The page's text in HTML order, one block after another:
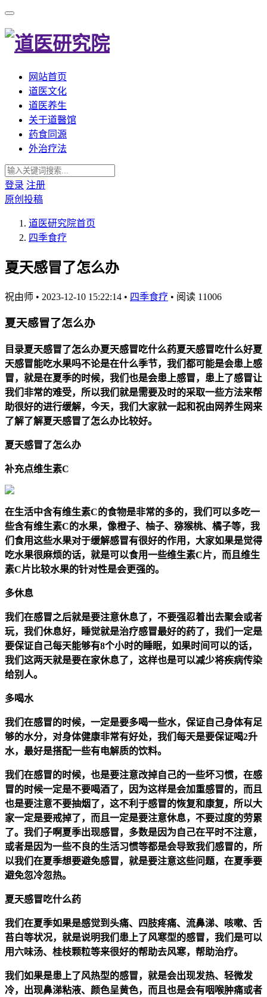
网站首页
道医文化
道医养生
关于道醫馆
药食同源
外治疗法
登录 注册
原创投稿
道医研究院首页
四季食疗
夏天感冒了怎么办
祝由师 • 2023-12-10 15:22:14 • 四季食疗 • 阅读 11006
夏天感冒了怎么办
目录夏天感冒了怎么办夏天感冒吃什么药夏天感冒吃什么好夏
天感冒能吃水果吗不论是在什么季节，我们都可能是会患上感
冒，就是在夏季的时候，我们也是会患上感冒，患上了感冒让
我们非常的难受，所以我们就是需要及时的采取一些方法来帮
助很好的进行缓解，今天，我们大家就一起和祝由网养生网来
了解了解夏天感冒了怎么办比较好。
夏天感冒了怎么办
补充点维生素C
在生活中含有维生素C的食物是非常的多的，我们可以多吃一
些含有维生素C的水果，像橙子、柚子、猕猴桃、橘子等，我
们食用这些水果对于缓解感冒有很好的作用，大家如果是觉得
吃水果很麻烦的话，就是可以食用一些维生素C片，而且维生
素C片比较水果的针对性是会更强的。
多休息
我们在感冒之后就是要注意休息了，不要强忍着出去聚会或者
玩，我们休息好，睡觉就是治疗感冒最好的药了，我们一定是
要保证自己每天能够有8个小时的睡眠，如果时间可以的话，
我们这两天就是要在家休息了，这样也是可以减少将疾病传染
给别人。
多喝水
我们在感冒的时候，一定是要多喝一些水，保证自己身体有足
够的水分，对身体健康非常有好处，我们每天是要保证喝2升
水，最好是搭配一些有电解质的饮料。
我们在感冒的时候，也是要注意改掉自己的一些坏习惯，在感
冒的时候一定是不要喝酒了，因为这样是会加重感冒的，而且
也是要注意不要抽烟了，这不利于感冒的恢复和康复，所以大
家一定是要戒掉了，而且一定是要注意休息，不要过度的劳累
了。我们子啊夏季出现感冒，多数是因为自己在平时不注意，
或者是因为一些不良的生活习惯等都是会导致我们感冒的，所
以我们在夏季想要避免感冒，就是要注意这些问题，在夏季要
避免忽冷忽热。
夏天感冒吃什么药
我们在夏季如果是感觉到头痛、四肢疼痛、流鼻涕、咳嗽、舌
苔白等状况，就是说明我们患上了风寒型的感冒，我们是可以
用六味汤、桂枝颗粒等来很好的帮助去风寒，帮助治疗。
我们如果是患上了风热型的感冒，就是会出现发热、轻微发
冷，出现鼻涕粘液、颜色呈黄色，而且也是会有咽喉肿痛或者